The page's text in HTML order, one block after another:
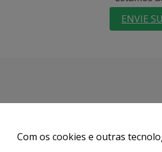
ENVIE
Com os cookies e outras